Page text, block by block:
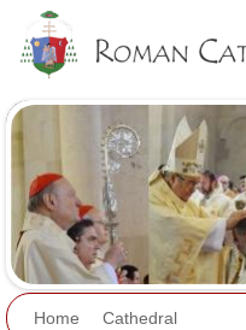
Home Cathedral